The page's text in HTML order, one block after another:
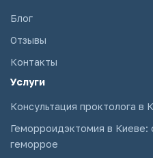
Блог
Отзывы
Контакты
Услуги
Консультация проктолога в
Геморроидэктомия в
геморрое